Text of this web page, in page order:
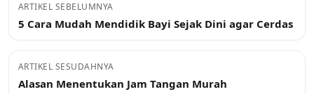
ARTIKEL SEBELUMNYA
5 Cara Mudah Mendidik Bayi Sejak Dini agar Cerdas
ARTIKEL SESUDAHNYA
Alasan Menentukan Jam Tangan Murah